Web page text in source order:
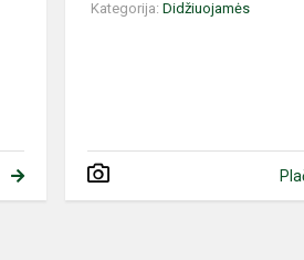
Kategorija:Didžiuojamės